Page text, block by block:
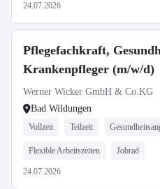
24.07.2026
Pflegefachkraft,
Krankenpfleger (m/w/d)
Werner Wicker GmbH & Co.KG
Bad Wildungen
Vollzeit Teilzeit
Flexible Arbeitszeiten Jobrad
24.07.2026